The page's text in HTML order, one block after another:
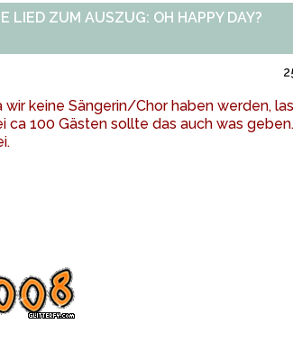
LIED ZUM AUSZUG: OH HAPPY DAY?
keine Sängerin/Chor haben werden,
100 Gästen sollte das auch was geben.